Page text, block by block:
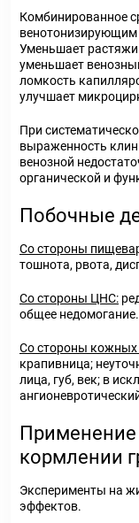
Комбинированное
Уменьшает
уменьшает
ломкость
улучшает
При
выраженность
венозной
органической и
Побочные
Со стороны
тошнота, рвота,
Со стороны ЦНС:
общее недомогание.
Со стороны кожных
крапивница;
лица, губ, век; в
Применение
кормлении
Эксперименты на
эффектов.